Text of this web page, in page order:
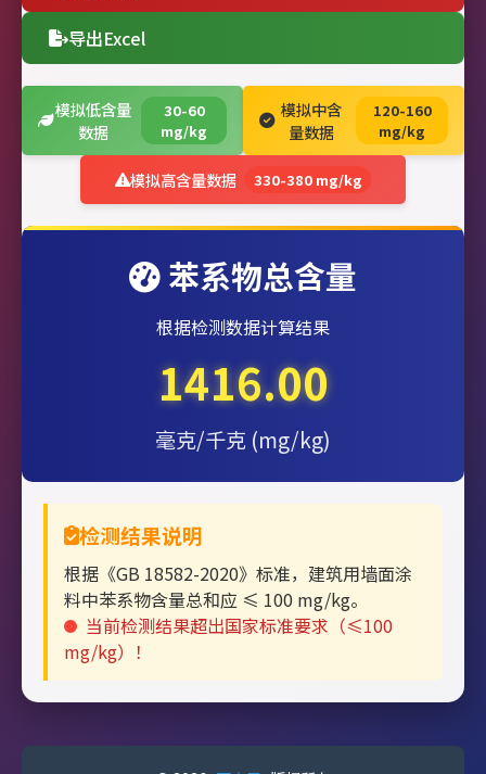
导出Excel
模拟低含量
数据
30-60
mg/kg
模拟中含
量数据
120-160
mg/kg
模拟高含量数据 330-380 mg/kg
苯系物总含量
根据检测数据计算结果
1416.00
毫克/千克 (mg/kg)
检测结果说明
根据《GB 18582-2020》标准，建筑用墙面涂
料中苯系物含量总和应 ≤ 100 mg/kg。
当前检测结果超出国家标准要求（≤100
mg/kg）！